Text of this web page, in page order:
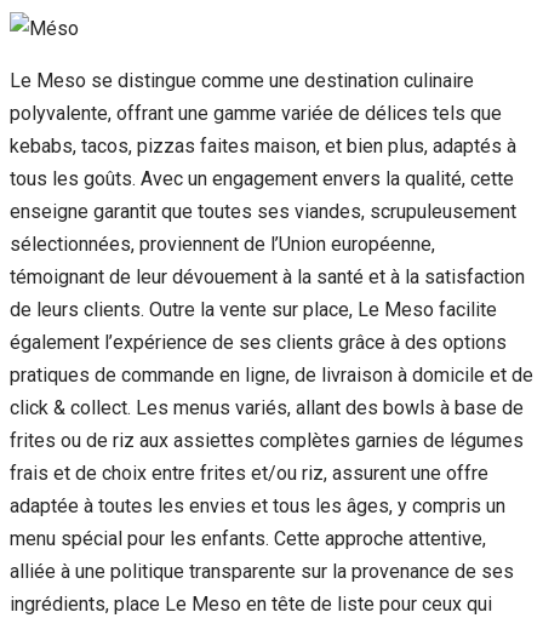
Le Meso se distingue comme une destination culinaire
polyvalente, offrant une gamme variée de délices tels que
kebabs, tacos, pizzas faites maison, et bien plus, adaptés à
tous les goûts. Avec un engagement envers la qualité, cette
enseigne garantit que toutes ses viandes, scrupuleusement
sélectionnées, proviennent de l’Union européenne,
témoignant de leur dévouement à la santé et à la satisfaction
de leurs clients. Outre la vente sur place, Le Meso facilite
également l’expérience de ses clients grâce à des options
pratiques de commande en ligne, de livraison à domicile et de
click & collect. Les menus variés, allant des bowls à base de
frites ou de riz aux assiettes complètes garnies de légumes
frais et de choix entre frites et/ou riz, assurent une offre
adaptée à toutes les envies et tous les âges, y compris un
menu spécial pour les enfants. Cette approche attentive,
alliée à une politique transparente sur la provenance de ses
ingrédients, place Le Meso en tête de liste pour ceux qui